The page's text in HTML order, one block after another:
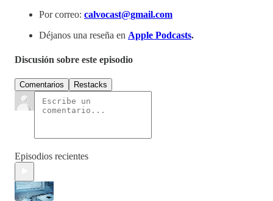
Por correo: calvocast@gmail.com
Déjanos una reseña en Apple Podcasts.
Discusión sobre este episodio
Comentarios Restacks
Episodios recientes